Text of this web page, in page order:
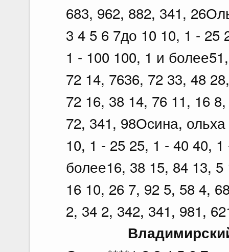
683, 962, 882, 341,
3 4 5 6 7до 10 10, 1 - 25
1 - 100 100, 1 и
72 14, 7636, 72 33, 48
72 16, 38 14, 76 11, 16
72, 341, 98Осина,
10, 1 - 25 25, 1 - 40 40,
более16, 38 15, 84 13,
16 10, 26 7, 92 5, 58 4,
2, 34 2, 342, 341, 981,